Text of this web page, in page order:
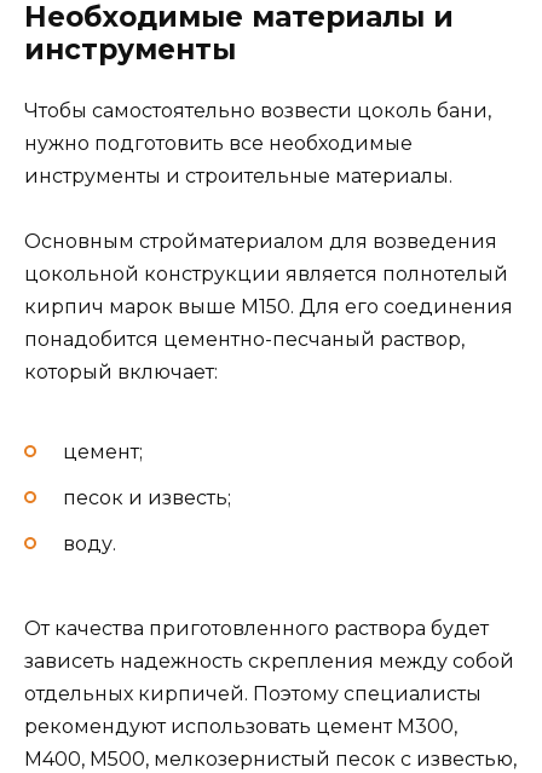
Необходимые материалы и
инструменты
Чтобы самостоятельно возвести цоколь бани,
нужно подготовить все необходимые
инструменты и строительные материалы.
Основным стройматериалом для возведения
цокольной конструкции является полнотелый
кирпич марок выше М150. Для его соединения
понадобится цементно-песчаный раствор,
который включает:
цемент;
песок и известь;
воду.
От качества приготовленного раствора будет
зависеть надежность скрепления между собой
отдельных кирпичей. Поэтому специалисты
рекомендуют использовать цемент М300,
М400, М500, мелкозернистый песок с известью,